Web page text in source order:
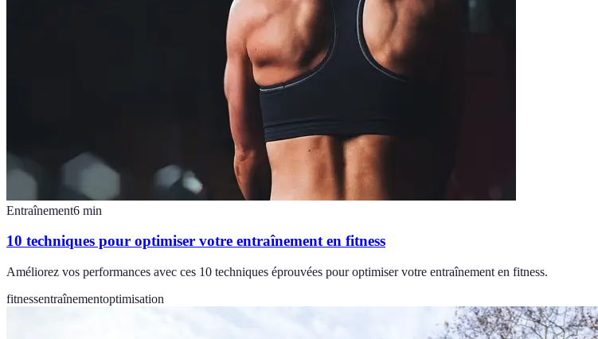
Entraînement6 min
10 techniques pour optimiser votre entraînement en fitness
Améliorez vos performances avec ces 10 techniques éprouvées pour optimiser votre entraînement en fitness.
fitnessentraînementoptimisation